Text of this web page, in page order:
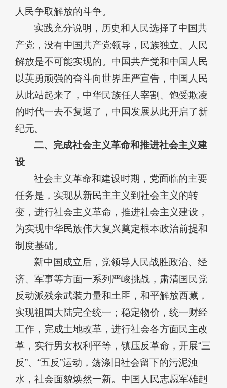
人民争取解放的斗争。
实践充分说明，历史和人民选择了中国共
产党，没有中国共产党领导，民族独立、人民
解放是不可能实现的。中国共产党和中国人民
以英勇顽强的奋斗向世界庄严宣告，中国人民
从此站起来了，中华民族任人宰割、饱受欺凌
的时代一去不复返了，中国发展从此开启了新
纪元。
二、完成社会主义革命和推进社会主义建
设
社会主义革命和建设时期，党面临的主要
任务是，实现从新民主主义到社会主义的转
变，进行社会主义革命，推进社会主义建设，
为实现中华民族伟大复兴奠定根本政治前提和
制度基础。
新中国成立后，党领导人民战胜政治、经
济、军事等方面一系列严峻挑战，肃清国民党
反动派残余武装力量和土匪，和平解放西藏，
实现祖国大陆完全统一；稳定物价，统一财经
工作，完成土地改革，进行社会各方面民主改
革，实行男女权利平等，镇压反革命，开展“三
反”、“五反”运动，荡涤旧社会留下的污泥浊
水，社会面貌焕然一新。中国人民志愿军雄赳